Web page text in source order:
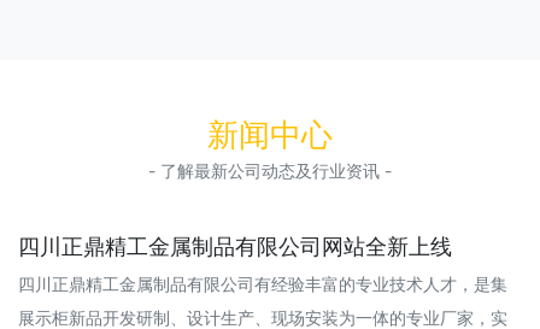
新闻中心
- 了解最新公司动态及行业资讯 -
四川正鼎精工金属制品有限公司网站全新上线
四川正鼎精工金属制品有限公司有经验丰富的专业技术人才，是集
展示柜新品开发研制、设计生产、现场安装为一体的专业厂家，实